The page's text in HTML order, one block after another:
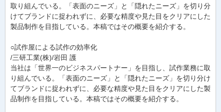
取り組んでいる。「表面のニーズ」と「隠れたニーズ」を切り分
けてブランドに捉われずに、必要な精度や見た目をクリアにした
製品制作を目指している。本稿ではその概要を紹介する。
○試作屋による試作の効率化
/三研工業(株)/岩田 護
当社は「世界一のビジネスパートナー」を目指し、試作業務に取
り組んでいる。「表面のニーズ」と「隠れたニーズ」を切り分け
てブランドに捉われずに、必要な精度や見た目をクリアにした製
品制作を目指している。本稿ではその概要を紹介する。